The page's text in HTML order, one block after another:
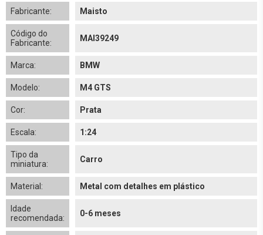
Fabricante: Maisto
Código do
Fabricante:
MAI39249
Marca: BMW
Modelo: M4 GTS
Cor: Prata
Escala: 1:24
Tipo da
miniatura:
Carro
Material: Metal com detalhes em plástico
Idade
recomendada:
0-6 meses